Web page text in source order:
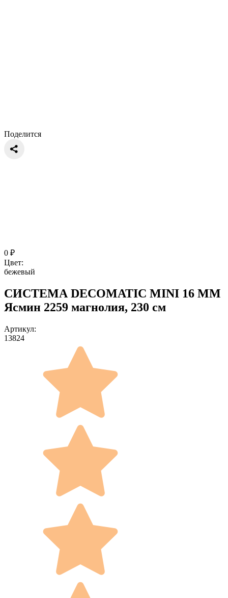
Поделится
0 ₽
Цвет:
бежевый
СИСТЕМА DECOMATIC MINI 16 ММ
Ясмин 2259 магнолия, 230 см
Артикул:
13824